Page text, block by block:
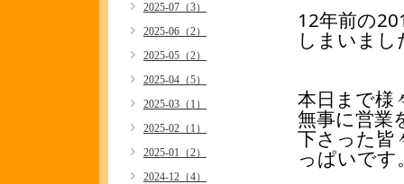
12年前の
しまいまし
本日まで様
無事に営業
下さった皆
っぱいです
2025-07（3）
2025-06（2）
2025-05（2）
2025-04（5）
2025-03（1）
2025-02（1）
2025-01（2）
2024-12（4）